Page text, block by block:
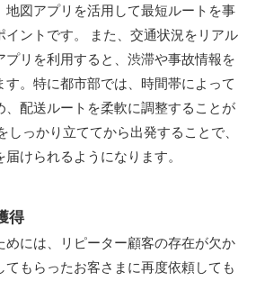
図アプリを活用して最短ルートを事
ントです。 また、交通状況をリアル
プリを利用すると、渋滞や事故情報を
。特に都市部では、時間帯によって
配送ルートを柔軟に調整することが
しっかり立ててから出発することで、
けられるようになります。
得
には、リピーター顧客の存在が欠か
もらったお客さまに再度依頼しても